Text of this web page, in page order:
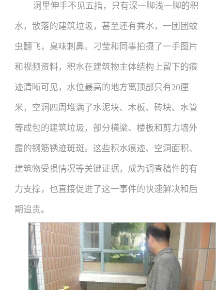
洞里伸手不见五指，只有深一脚浅一脚的积
水，散落的建筑垃圾，甚至还有粪水，一团团蚊
虫翻飞，臭味刺鼻。刁莹和同事拍摄了一手图片
和视频资料，积水在建筑物主体结构上留下的痕
迹清晰可见，水位最高的地方离顶部只有20厘
米，空洞四周堆满了水泥块、木板、砖块、水管
等成包的建筑垃圾，部分横梁、楼板和剪力墙外
露的钢筋锈迹斑斑。这些积水痕迹、空洞面积、
建筑物受损情况等关键证据，成为调查稿件的有
力支撑，也直接促进了这一事件的快速解决和后
期追责。